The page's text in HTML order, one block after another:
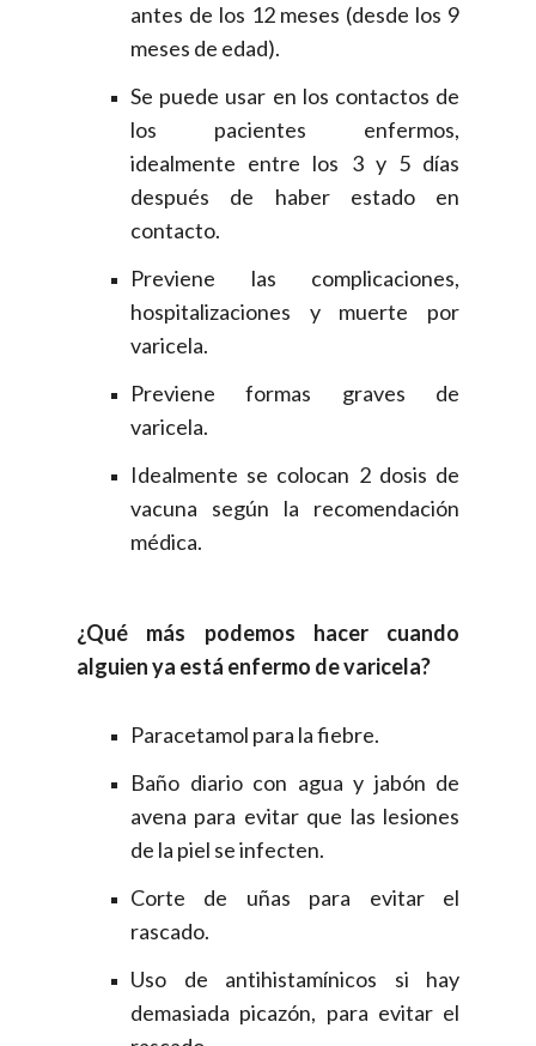
antes de los 12 meses (desde los 9
meses de edad).
Se puede usar en los contactos de
los pacientes enfermos,
idealmente entre los 3 y 5 días
después de haber estado en
contacto.
Previene las complicaciones,
hospitalizaciones y muerte por
varicela.
Previene formas graves de
varicela.
Idealmente se colocan 2 dosis de
vacuna según la recomendación
médica.
¿Qué más podemos hacer cuando
alguien ya está enfermo de varicela?
Paracetamol para la fiebre.
Baño diario con agua y jabón de
avena para evitar que las lesiones
de la piel se infecten.
Corte de uñas para evitar el
rascado.
Uso de antihistamínicos si hay
demasiada picazón, para evitar el